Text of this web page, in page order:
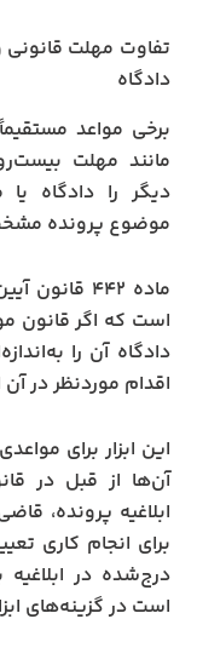
تفاوت مهلت
دادگاه
برخی مواعد
مانند مهلت
دیگر را دادگاه
موضوع پرونده
ماده ۴۴۲
است که اگر قانون
دادگاه آن را
اقدام موردنظر در
این ابزار برای
آن‌ها از قبل در
ابلاغیه پرونده،
برای انجام کاری
درج‌شده در
است در گزینه‌های